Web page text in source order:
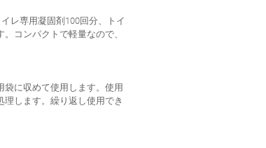
レ専用凝固剤100回分、トイ
コンパクトで軽量なので、
に収めて使用します。使用
します。繰り返し使用でき